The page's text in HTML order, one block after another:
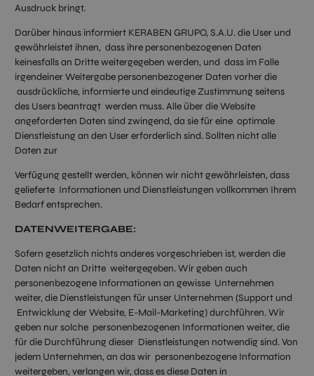
Ausdruck bringt.
Darüber hinaus informiert KERABEN GRUPO, S.A.U. die User und
gewährleistet ihnen, dass ihre personenbezogenen Daten
keinesfalls an Dritte weitergegeben werden, und dass im Falle
irgendeiner Weitergabe personenbezogener Daten vorher die
ausdrückliche, informierte und eindeutige Zustimmung seitens
des Users beantragt werden muss. Alle über die Website
angeforderten Daten sind zwingend, da sie für eine optimale
Dienstleistung an den User erforderlich sind. Sollten nicht alle
Daten zur
Verfügung gestellt werden, können wir nicht gewährleisten, dass
gelieferte Informationen und Dienstleistungen vollkommen Ihrem
Bedarf entsprechen.
DATENWEITERGABE:
Sofern gesetzlich nichts anderes vorgeschrieben ist, werden die
Daten nicht an Dritte weitergegeben. Wir geben auch
personenbezogene Informationen an gewisse Unternehmen
weiter, die Dienstleistungen für unser Unternehmen (Support und
Entwicklung der Website, E-Mail-Marketing) durchführen. Wir
geben nur solche personenbezogenen Informationen weiter, die
für die Durchführung dieser Dienstleistungen notwendig sind. Von
jedem Unternehmen, an das wir personenbezogene Information
weitergeben, verlangen wir, dass es diese Daten in